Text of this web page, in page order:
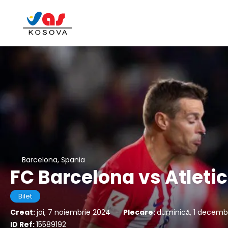
Barcelona, Spania
FC Barcelona vs
Bilet
Creat:joi, 7 noiembrie 2024 - Plecare:duminică, 1
ID Ref:15589192